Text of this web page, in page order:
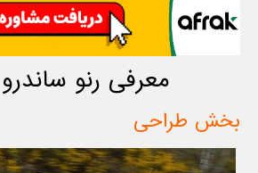
معرفی رنو ساندرو ۲۰۲۲
بخش طراحی